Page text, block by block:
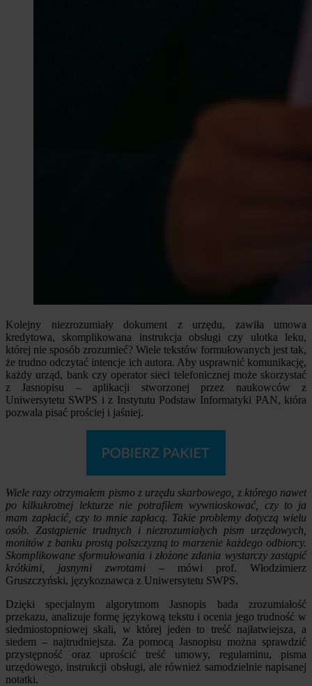
Kolejny niezrozumiały dokument z urzędu, zawiła umowa
kredytowa, skomplikowana instrukcja obsługi czy ulotka leku,
której nie sposób zrozumieć? Wiele tekstów formułowanych jest tak,
że trudno odczytać intencje ich autora. Aby usprawnić komunikację,
każdy urząd, bank czy operator sieci telefonicznej może skorzystać
z Jasnopisu – aplikacji stworzonej przez naukowców z
Uniwersytetu SWPS i z Instytutu Podstaw Informatyki PAN, która
pozwala pisać prościej i jaśniej.
Wiele razy otrzymałem pismo z urzędu skarbowego, z którego nawet
po kilkukrotnej lekturze nie potrafiłem wywnioskować, czy to ja
mam zapłacić, czy to mnie zapłacą. Takie problemy dotyczą wielu
osób. Zastąpienie trudnych i niezrozumiałych pism urzędowych,
monitów z banku prostą polszczyzną to marzenie każdego odbiorcy.
Skomplikowane sformułowania i złożone zdania wystarczy zastąpić
krótkimi, jasnymi zwrotami – mówi prof. Włodzimierz
Gruszczyński, językoznawca z Uniwersytetu SWPS.
Dzięki specjalnym algorytmom Jasnopis bada zrozumiałość
przekazu, analizuje formę językową tekstu i ocenia jego trudność w
siedmiostopniowej skali, w której jeden to treść najłatwiejsza, a
siedem – najtrudniejsza. Za pomocą Jasnopisu można sprawdzić
przystępność oraz uprościć treść umowy, regulaminu, pisma
urzędowego, instrukcji obsługi, ale również samodzielnie napisanej
notatki.